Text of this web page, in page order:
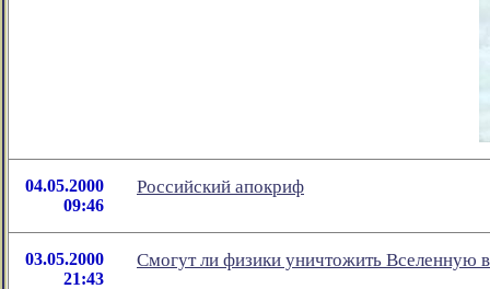
04.05.2000
09:46
Российский апокриф
03.05.2000
21:43
Смогут ли физики уничтожить Вселенную